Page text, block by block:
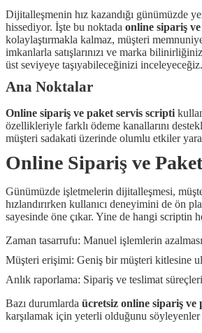
Dijitalleşmenin hız kazandığı günümüzde
hissediyor. İşte bu noktada online sipariş
kolaylaştırmakla kalmaz, müşteri
imkanlarla satışlarınızı ve marka
üst seviyeye taşıyabileceğinizi inceleyeceğiz.
Ana Noktalar
Online sipariş ve paket servis scripti
özellikleriyle farklı ödeme kanallarını
müşteri sadakati üzerinde olumlu etkiler
Online Sipariş ve
Günümüzde işletmelerin dijitalleşmesi,
hızlandırırken kullanıcı deneyimini de ön
sayesinde öne çıkar. Yine de hangi
Zaman tasarrufu: Manuel işlemlerin
Müşteri erişimi: Geniş bir müşteri kitlesine
Anlık raporlama: Sipariş ve teslimat
Bazı durumlarda ücretsiz online sipariş ve
karşılamak için yeterli olduğunu söyleyenler